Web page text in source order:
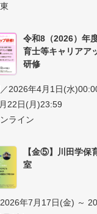
令和8（2026）年
育士等キャリアア
研修
2026年4月1日(水
22日(月)23:59
ライン
【金⑤】川田学保
室
年7月17日(金) ～